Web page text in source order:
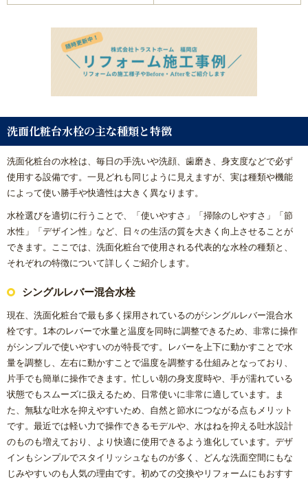
洗面化粧台水栓の主な種類と特徴
洗面化粧台の水栓は、毎日の手洗いや洗顔、歯磨き、身支度などで必ず
使用する設備です。一見どれも同じように見えますが、実は種類や機能
によって使い勝手や快適性は大きく異なります。
水栓選びを適切に行うことで、「使いやすさ」「掃除のしやすさ」「節
水性」「デザイン性」など、日々の生活の質を大きく向上させることが
できます。ここでは、洗面化粧台で使用される代表的な水栓の種類と、
それぞれの特徴について詳しくご紹介します。
シングルレバー混合水栓
現在、洗面化粧台で最も多く採用されているのがシングルレバー混合水
栓です。1本のレバーで水量と温度を同時に調整できるため、非常に操作
がシンプルで使いやすいのが特長です。レバーを上下に動かすことで水
量を調整し、左右に動かすことで温度を調整する仕組みとなっており、
片手でも簡単に操作できます。忙しい朝の身支度時や、手が濡れている
状態でもスムーズに扱えるため、日常使いに非常に適しています。ま
た、無駄な吐水を抑えやすいため、自然と節水につながる点もメリット
です。最近では軽い力で操作できるモデルや、水はねを抑える吐水設計
のものも増えており、より快適に使用できるよう進化しています。デザ
インもシンプルでスタイリッシュなものが多く、どんな洗面空間にもな
じみやすいのも人気の理由です。初めての交換やリフォームにもおすす